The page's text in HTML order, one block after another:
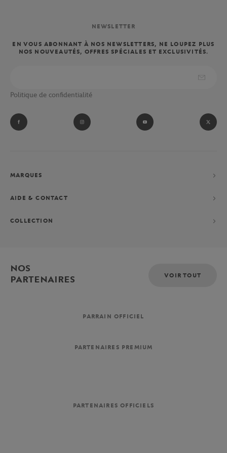
NEWSLETTER
EN VOUS ABONNANT À NOS NEWSLETTERS, NE LOUPEZ PLUS
NOS NOUVEAUTÉS, OFFRES SPÉCIALES ET EXCLUSIVITÉS.
Politique de confidentialité
MARQUES
AIDE & CONTACT
COLLECTION
NOS
PARTENAIRES
VOIR TOUT
PARRAIN OFFICIEL
PARTENAIRES PREMIUM
PARTENAIRES OFFICIELS